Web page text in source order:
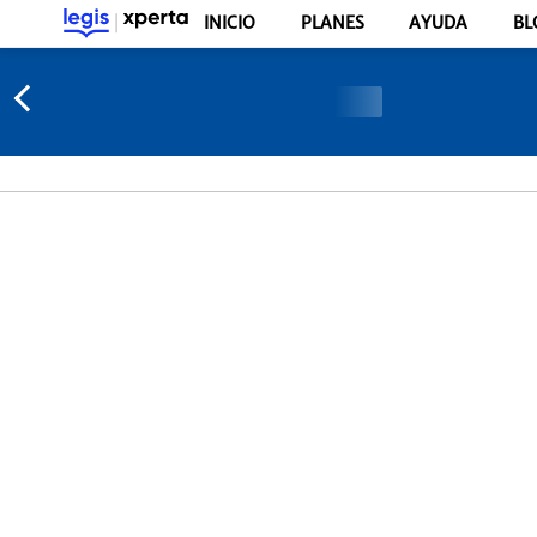
INICIO PLANES AYUDA